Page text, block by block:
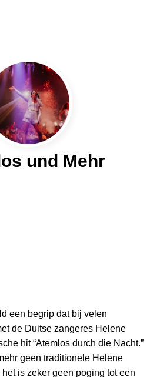
und Mehr
een begrip dat bij velen
de Duitse zangeres Helene
hit “Atemlos durch die Nacht.”
geen traditionele Helene
is zeker geen poging tot een